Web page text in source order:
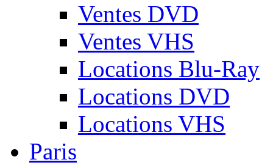
Ventes DVD
Ventes VHS
Locations Blu-Ray
Locations DVD
Locations VHS
Paris